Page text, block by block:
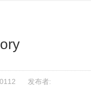
发布者: